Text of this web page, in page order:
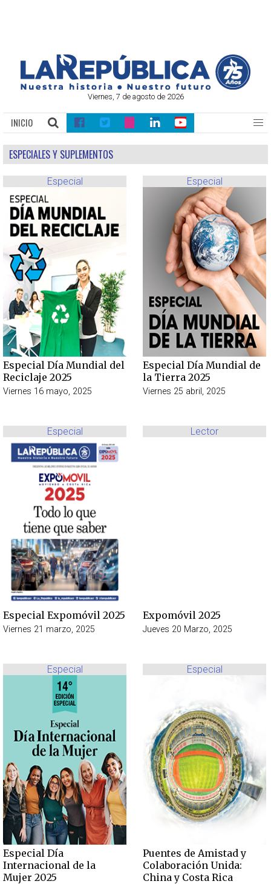
Viernes, 7 de agosto de 2026
INICIO
ESPECIALES Y SUPLEMENTOS
Especial
Especial Día Mundial del
Reciclaje 2025
Viernes 16 mayo, 2025
Especial
Especial Día Mundial de
la Tierra 2025
Viernes 25 abril, 2025
Especial
Especial Expomóvil 2025
Viernes 21 marzo, 2025
Lector
Expomóvil 2025
Jueves 20 Marzo, 2025
Especial
Especial Día
Internacional de la
Mujer 2025
Especial
Puentes de Amistad y
Colaboración Unida:
China y Costa Rica